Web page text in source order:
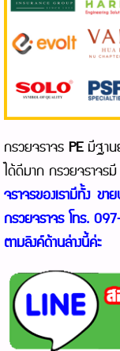
กรวยจราจร PEมีฐาน
ได้ดีมาก กรวยจราจรมี
จราจรของเรามีทั้ง ขา
กรวยจราจร โทร.
ตามลิงค์ด้านล่างนี้ค่ะ